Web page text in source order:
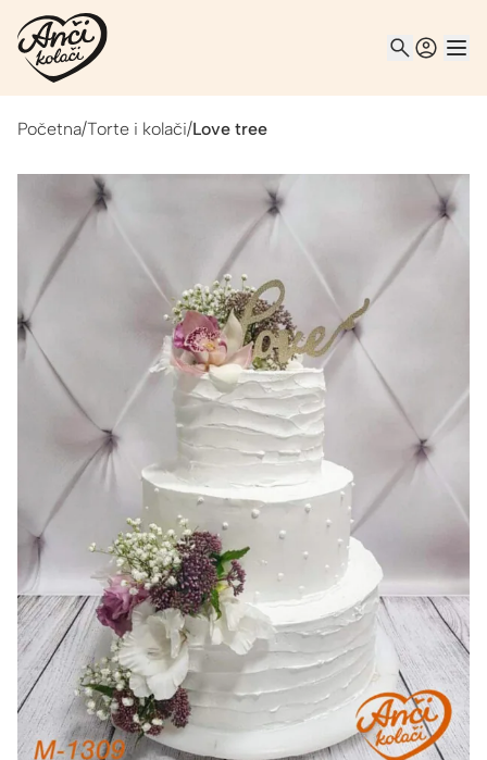
Početna/Torte i kolači/Love tree